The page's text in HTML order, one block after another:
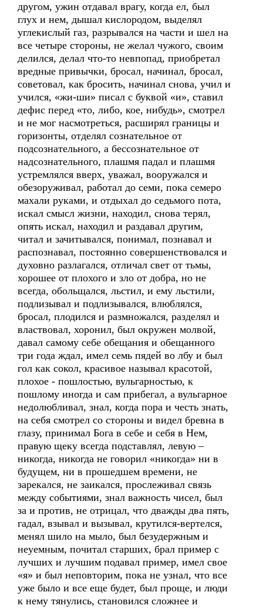
другом, ужин отдавал врагу, когда ел, был
глух и нем, дышал кислородом, выделял
углекислый газ, разрывался на части и шел на
все четыре стороны, не желал чужого, своим
делился, делал что-то невпопад, приобретал
вредные привычки, бросал, начинал, бросал,
советовал, как бросить, начинал снова, учил и
учился, «жи-ши» писал с буквой «и», ставил
дефис перед «то, либо, кое, нибудь», смотрел
и не мог насмотреться, расширял границы и
горизонты, отделял сознательное от
подсознательного, а бессознательное от
надсознательного, плашмя падал и плашмя
устремлялся вверх, уважал, вооружался и
обезоруживал, работал до семи, пока семеро
махали руками, и отдыхал до седьмого пота,
искал смысл жизни, находил, снова терял,
опять искал, находил и раздавал другим,
читал и зачитывался, понимал, познавал и
распознавал, постоянно совершенствовался и
духовно разлагался, отличал свет от тьмы,
хорошее от плохого и зло от добра, но не
всегда, обольщался, льстил, и ему льстили,
подлизывал и подлизывался, влюблялся,
бросал, плодился и размножался, разделял и
властвовал, хоронил, был окружен молвой,
давал самому себе обещания и обещанного
три года ждал, имел семь пядей во лбу и был
гол как сокол, красивое называл красотой,
плохое - пошлостью, вульгарностью, к
пошлому иногда и сам прибегал, а вульгарное
недолюбливал, знал, когда пора и честь знать,
на себя смотрел со стороны и видел бревна в
глазу, принимал Бога в себе и себя в Нем,
правую щеку всегда подставлял, левую –
никогда, никогда не говорил «никогда» ни в
будущем, ни в прошедшем времени, не
зарекался, не заикался, прослеживал связь
между событиями, знал важность чисел, был
за и против, не отрицал, что дважды два пять,
гадал, взывал и вызывал, крутился-вертелся,
менял шило на мыло, был безудержным и
неуемным, почитал старших, брал пример с
лучших и лучшим подавал пример, имел свое
«я» и был неповторим, пока не узнал, что все
уже было и все еще будет, был проще, и люди
к нему тянулись, становился сложнее и